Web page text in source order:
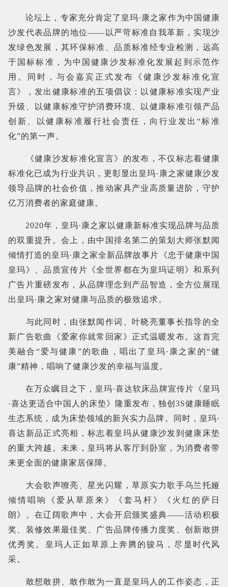
论坛上，专家充分肯定了皇玛·康之家作为中国健康
沙发代表品牌的地位——以严苛标准自我革新，实现沙
发绿色发展，其环保标准、品质标准经专业检测，远高
于国标标准，为中国健康沙发标准化发展起到示范作
用。同时，与会嘉宾正式发布《健康沙发标准化宣
言》，发出健康标准的五项倡议：以健康标准实现产业
升级、以健康标准守护消费环境、以健康标准引领产品
创新、以健康标准履行社会责任，向行业发出“标准
化”的第一声。
《健康沙发标准化宣言》的发布，不仅标志着健康
标准化已成为行业共识，更彰显出皇玛·康之家健康沙发
领导品牌的社会价值，推动家具产业高质量进阶，守护
亿万消费者的家庭健康。
2020年，皇玛·康之家以健康新标准实现品牌与品质
的双重提升。会上，由中国排名第二的策划大师张默闻
倾情打造的皇玛·康之家全新品牌故事片《忠于健康中国
皇玛》、品质宣传片《全世界都在为皇玛证明》和系列
广告片重磅发布，从品牌理念到产品智造，全方位展现
出皇玛·康之家对健康与品质的极致追求。
与此同时，由张默闻作词、叶晓亮董事长指导的全
新广告歌曲《爱家你就常回家》正式温暖发布。这首完
美融合“爱与健康”的歌曲，唱出了皇玛·康之家的“健
康”精神，唱响了健康沙发的幸福与温度。
在万众瞩目之下，皇玛·喜达软床品牌宣传片《皇玛
·喜达更适合中国人的床垫》隆重发布，独创3S健康睡眠
生态系统，成为床垫领域的新兴实力品牌。同时，皇玛·
喜达新品正式亮相，标志着皇玛从健康沙发到健康床垫
的重大跨越。未来，皇玛将从客厅到卧室，为消费者带
来更全面的健康家居保障。
大会歌声嘹亮、星光闪耀，草原实力歌手乌兰托娅
倾情唱响《爱从草原来》《套马杆》《火红的萨日
朗》。在辽阔歌声中，大会开启颁奖盛典——活动积极
奖、装修效果最佳奖、广告品牌传播力度奖、创新敢拼
优秀奖。皇玛人正如草原上奔腾的骏马，尽显时代风
采。
敢想敢拼、敢作敢为一直是皇玛人的工作姿态，正